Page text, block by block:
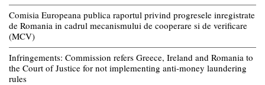
Comisia Europeana publica raportul privind progresele inregistrate
de Romania in cadrul mecanismului de cooperare si de verificare
(MCV)
Infringements: Commission refers Greece, Ireland and Romania to
the Court of Justice for not implementing anti-money laundering
rules